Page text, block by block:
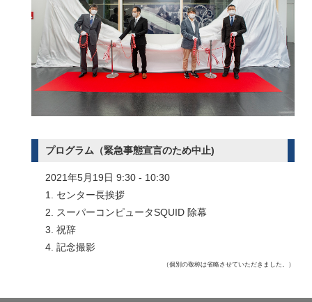
プログラム（緊急事態宣言のため中止)
2021年5月19日 9:30 - 10:30
1. センター長挨拶
2. スーパーコンピュータSQUID 除幕
3. 祝辞
4. 記念撮影
（個別の敬称は省略させていただきました。）